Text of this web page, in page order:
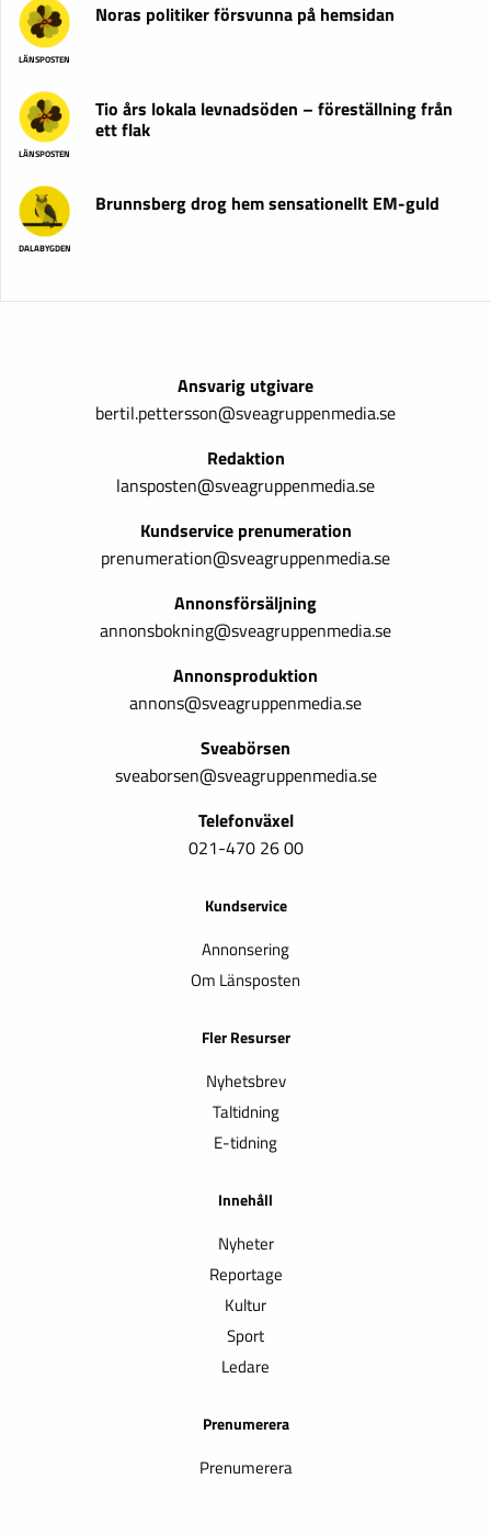
LÄNSPOSTEN
Noras politiker försvunna på hemsidan
LÄNSPOSTEN
Tio års lokala levnadsöden – föreställning från
ett flak
DALABYGDEN
Brunnsberg drog hem sensationellt EM-guld
Ansvarig utgivare
bertil.pettersson@sveagruppenmedia.se
Redaktion
lansposten@sveagruppenmedia.se
Kundservice prenumeration
prenumeration@sveagruppenmedia.se
Annonsförsäljning
annonsbokning@sveagruppenmedia.se
Annonsproduktion
annons@sveagruppenmedia.se
Sveabörsen
sveaborsen@sveagruppenmedia.se
Telefonväxel
021-470 26 00
Kundservice
Annonsering
Om Länsposten
Fler Resurser
Nyhetsbrev
Taltidning
E-tidning
Innehåll
Nyheter
Reportage
Kultur
Sport
Ledare
Prenumerera
Prenumerera